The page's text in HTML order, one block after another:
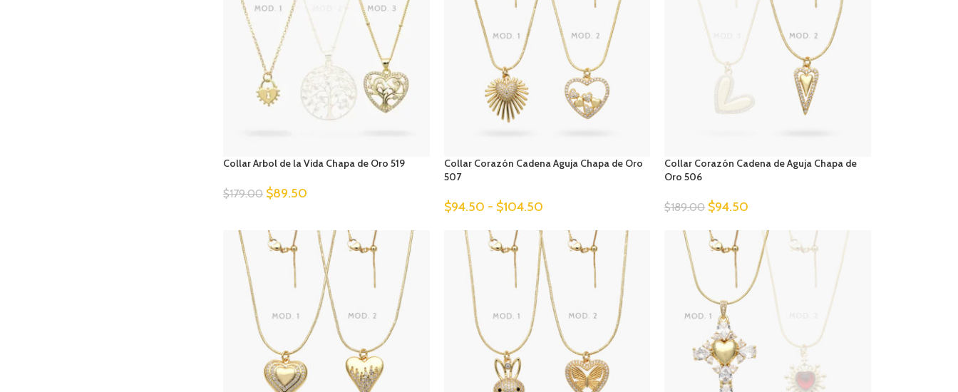
Collar Arbol de la Vida Chapa de Oro 519
$179.00 $89.50
Collar Corazón Cadena Aguja Chapa de Oro
507
$94.50 - $104.50
Collar Corazón Cadena de Aguja Chapa de
Oro 506
$189.00 $94.50